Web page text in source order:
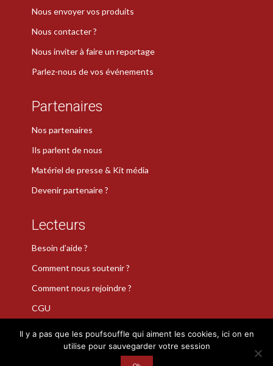
Nous envoyer vos produits
Nous contacter ?
Nous inviter à faire un reportage
Parlez-nous de vos événements
Partenaires
Nos partenaires
Ils parlent de nous
Matériel de presse & Kit média
Devenir partenaire ?
Lecteurs
Besoin d’aide ?
Comment nous soutenir ?
Comment nous rejoindre ?
CGU
La Plume de Poudlard est une marque déposée · Copyright 2026
Il y a pas que les poufsouffle qui aiment les cookies, ici on en
utilise pour sauvegarder votre session